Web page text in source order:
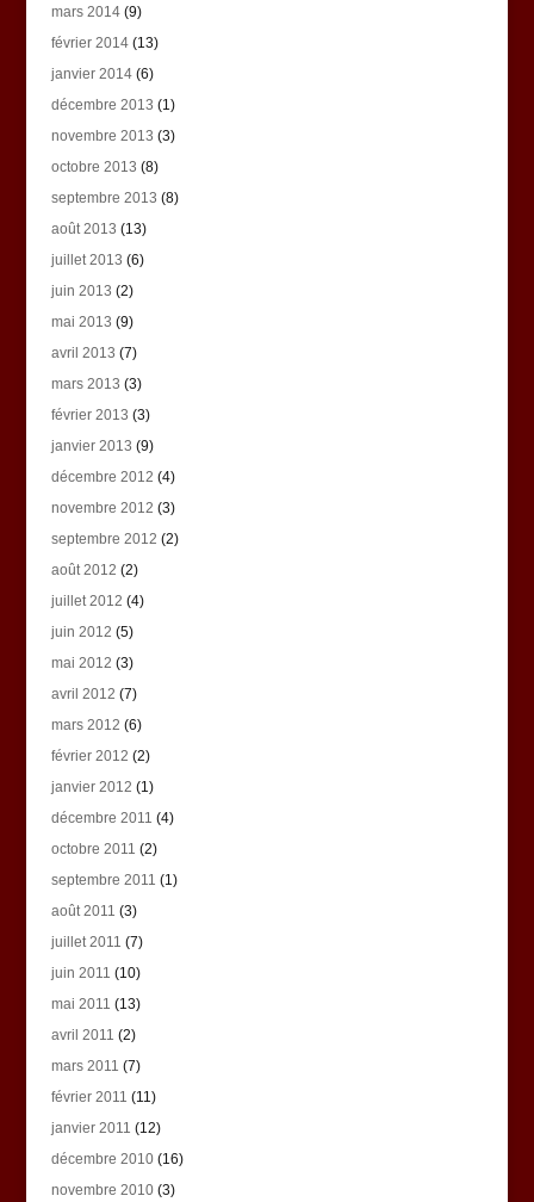
mars 2014(9)
février 2014(13)
janvier 2014(6)
décembre 2013 (1)
novembre 2013 (3)
octobre 2013 (8)
septembre 2013 (8)
août 2013 (13)
juillet 2013 (6)
juin 2013 (2)
mai 2013 (9)
avril 2013 (7)
mars 2013 (3)
février 2013 (3)
janvier 2013 (9)
décembre 2012 (4)
novembre 2012 (3)
septembre 2012 (2)
août 2012 (2)
juillet 2012 (4)
juin 2012 (5)
mai 2012 (3)
avril 2012 (7)
mars 2012 (6)
février 2012 (2)
janvier 2012 (1)
décembre 2011 (4)
octobre 2011 (2)
septembre 2011 (1)
août 2011 (3)
juillet 2011 (7)
juin 2011 (10)
mai 2011 (13)
avril 2011 (2)
mars 2011 (7)
février 2011 (11)
janvier 2011 (12)
décembre 2010(16)
novembre 2010(3)